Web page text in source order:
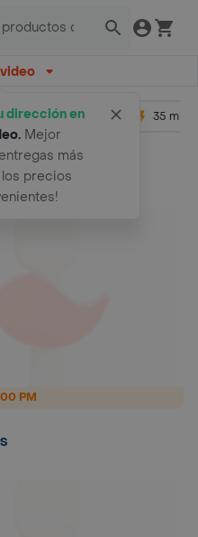
dirección en
. Mejor
más
precios
+ 4.5 35 mins
de
PM